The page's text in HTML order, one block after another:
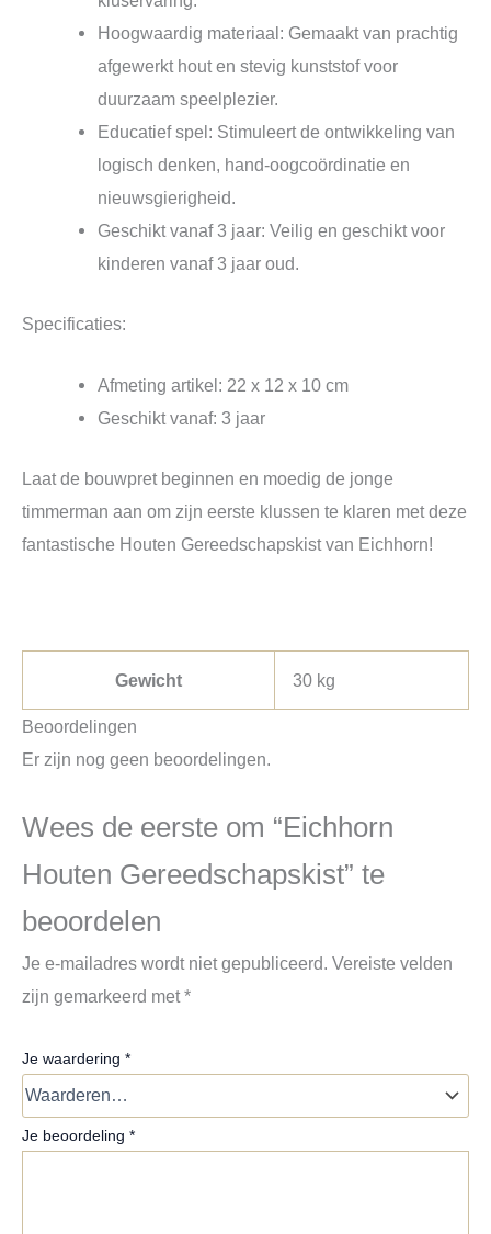
Hoogwaardig materiaal: Gemaakt van prachtig
afgewerkt hout en stevig kunststof voor
duurzaam speelplezier.
Educatief spel: Stimuleert de ontwikkeling van
logisch denken, hand-oogcoördinatie en
nieuwsgierigheid.
Geschikt vanaf 3 jaar: Veilig en geschikt voor
kinderen vanaf 3 jaar oud.
Specificaties:
Afmeting artikel: 22 x 12 x 10 cm
Geschikt vanaf: 3 jaar
Laat de bouwpret beginnen en moedig de jonge
timmerman aan om zijn eerste klussen te klaren met deze
fantastische Houten Gereedschapskist van Eichhorn!
Gewicht 30 kg
Beoordelingen
Er zijn nog geen beoordelingen.
Wees de eerste om “Eichhorn
Houten Gereedschapskist” te
beoordelen
Je e-mailadres wordt niet gepubliceerd. Vereiste velden
zijn gemarkeerd met*
Je waardering *
Je beoordeling *